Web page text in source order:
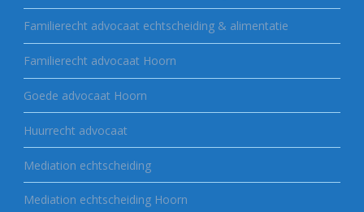
Familierecht advocaat echtscheiding & alimentatie
Familierecht advocaat Hoorn
Goede advocaat Hoorn
Huurrecht advocaat
Mediation echtscheiding
Mediation echtscheiding Hoorn